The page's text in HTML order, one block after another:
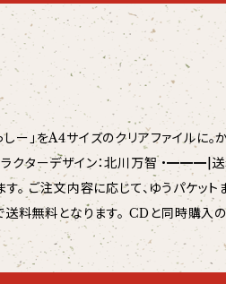
うパック、または宅急便にてお届けし
）のご注文は厚紙補強＋封筒で折れ
ー」をA4サイズのクリアファイルに。
同時購入のグッズはまとめて発送
ズ（クリアファイル等）のご注文は